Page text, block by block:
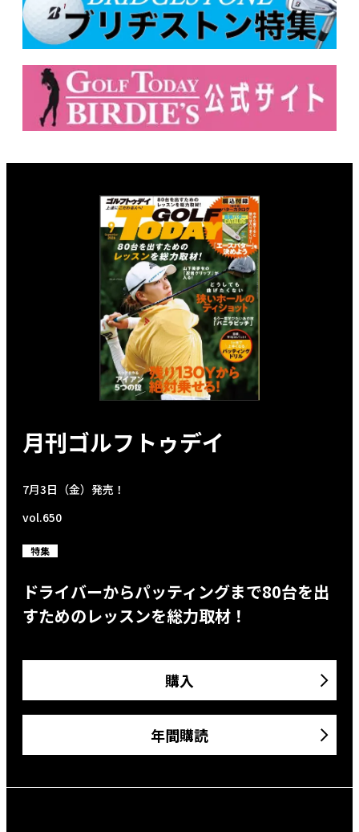
月刊ゴルフトゥデイ
7月3日（金）発売！
vol.650
特集
ドライバーからパッティングまで80台を出
すためのレッスンを総力取材！
購入
年間購読